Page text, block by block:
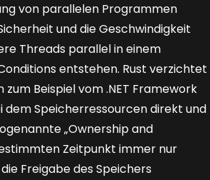
von parallelen Programmen
und die Geschwindigkeit
Threads parallel in einem
entstehen. Rust verzichtet
Beispiel vom .NET Framework
dem Speicherressourcen direkt und
„Ownership and
Zeitpunkt immer nur
Freigabe des Speichers